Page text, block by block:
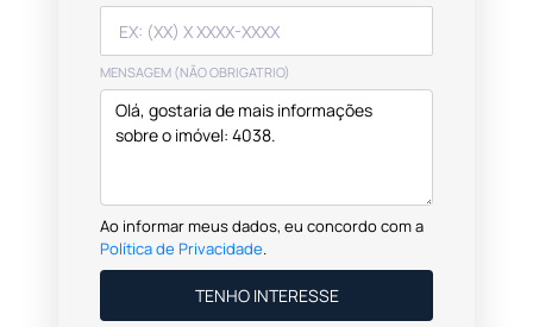
MENSAGEM (NÃO OBRIGATRIO)
Ao informar meus dados, eu concordo com a
Política de Privacidade.
TENHO INTERESSE